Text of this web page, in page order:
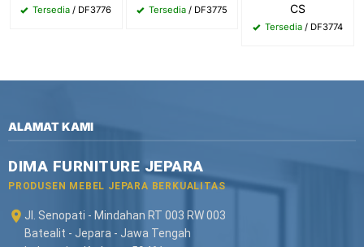
Tersedia / DF3776 Tersedia/ DF3775
CS
Tersedia / DF3774
ALAMAT KAMI
DIMA FURNITURE JEPARA
PRODUSEN MEBEL JEPARA BERKUALITAS
Jl. Senopati - Mindahan RT 003 RW 003
Batealit - Jepara - Jawa Tengah